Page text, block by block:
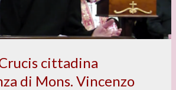
cittadina
di Mons. Vincenzo